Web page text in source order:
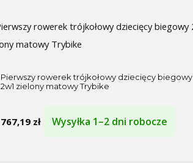
Pierwszy rowerek trójkołowy dziecięcy biegowy
2w1 zielony matowy Trybike
767,19 zł Wysyłka 1–2 dni robocze